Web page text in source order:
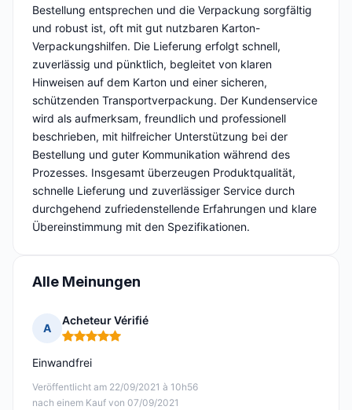
Bestellung entsprechen und die Verpackung sorgfältig
und robust ist, oft mit gut nutzbaren Karton-
Verpackungshilfen. Die Lieferung erfolgt schnell,
zuverlässig und pünktlich, begleitet von klaren
Hinweisen auf dem Karton und einer sicheren,
schützenden Transportverpackung. Der Kundenservice
wird als aufmerksam, freundlich und professionell
beschrieben, mit hilfreicher Unterstützung bei der
Bestellung und guter Kommunikation während des
Prozesses. Insgesamt überzeugen Produktqualität,
schnelle Lieferung und zuverlässiger Service durch
durchgehend zufriedenstellende Erfahrungen und klare
Übereinstimmung mit den Spezifikationen.
Alle Meinungen
A
Acheteur Vérifié
Hinweis: 5 von 5
Veröffentlicht am 22/09/2021 à 10h56
nach einem Kauf von 07/09/2021
Einwandfrei